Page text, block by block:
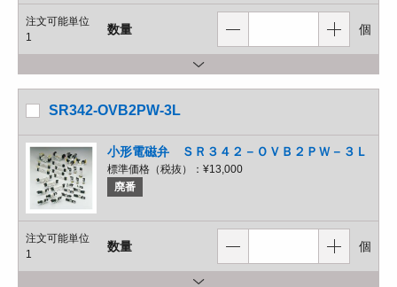
注文可能単位
1
数量 個
SR342-OVB2PW-3L
小形電磁弁 ＳＲ３４２－ＯＶＢ２ＰＷ－３Ｌ
標準価格（税抜）： ¥13,000
廃番
注文可能単位
1
数量 個